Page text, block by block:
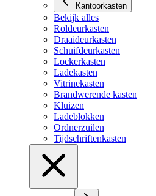
Kantoorkasten
Bekijk alles
Roldeurkasten
Draaideurkasten
Schuifdeurkasten
Lockerkasten
Ladekasten
Vitrinekasten
Brandwerende kasten
Kluizen
Ladeblokken
Ordnerzuilen
Tijdschriftenkasten